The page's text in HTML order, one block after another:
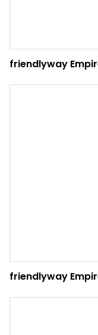
friendlyway
friendlyway